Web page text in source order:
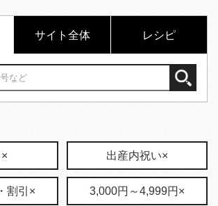
サイト全体 レシピ
出産内祝い×
割引× 3,000円～4,999円×